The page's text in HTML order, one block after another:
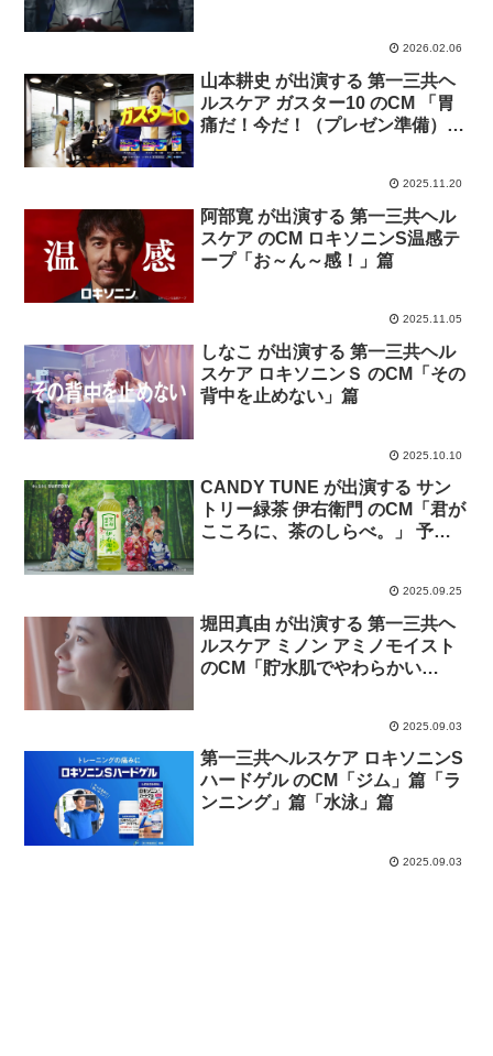
2026.02.06
山本耕史 が出演する 第一三共ヘ
ルスケア ガスター10 のCM 「胃
痛だ！今だ！（プレゼン準備）」
2025.11.20
阿部寛 が出演する 第一三共ヘル
スケア のCM ロキソニンS温感テ
ープ「お～ん～感！」篇
2025.11.05
しなこ が出演する 第一三共ヘル
スケア ロキソニンＳ のCM「その
背中を止めない」篇
2025.10.10
CANDY TUNE が出演する サン
トリー緑茶 伊右衛門 のCM「君が
こころに、茶のしらべ。」 予告
2025.09.25
堀田真由 が出演する 第一三共ヘ
ルスケア ミノン アミノモイスト
のCM「貯水肌でやわらかい
2025.09.03
第一三共ヘルスケア ロキソニンS
ハードゲル のCM「ジム」篇「ラ
ンニング」篇「水泳」篇
2025.09.03